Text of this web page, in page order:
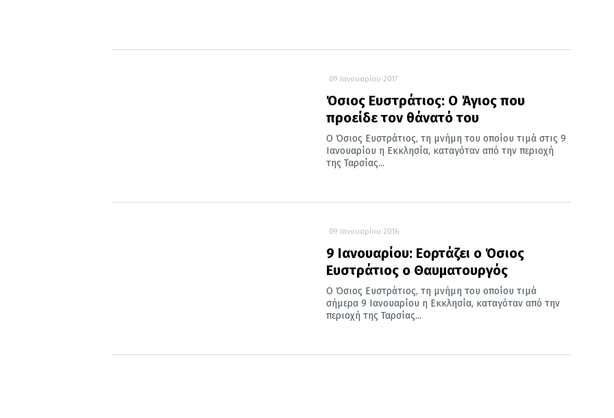
09 Ιανουαρίου 2017
Όσιος Ευστράτιος: Ο Άγιος που
προείδε τον θάνατό του
Ο Όσιος Ευστράτιος, τη μνήμη του οποίου τιμά στις 9
Ιανουαρίου η Εκκλησία, καταγόταν από την περιοχή
της Ταρσίας...
09 Ιανουαρίου 2016
9 Ιανουαρίου: Εορτάζει ο Όσιος
Ευστράτιος ο Θαυματουργός
Ο Όσιος Ευστράτιος, τη μνήμη του οποίου τιμά
σήμερα 9 Ιανουαρίου η Εκκλησία, καταγόταν από την
περιοχή της Ταρσίας...